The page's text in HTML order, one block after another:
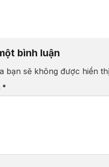
bình luận
bạn sẽ không được hiển
*